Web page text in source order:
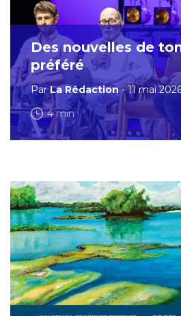
Des nouvelles de
préféré
ParLa Rédaction- 11 mai
4 min